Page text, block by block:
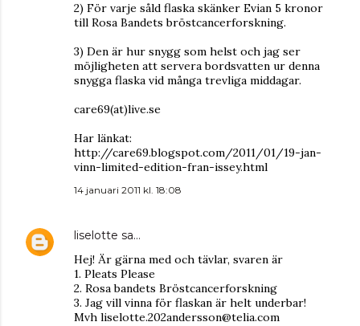
2) För varje såld flaska skänker Evian 5 kronor
till Rosa Bandets bröstcancerforskning.
3) Den är hur snygg som helst och jag ser
möjligheten att servera bordsvatten ur denna
snygga flaska vid många trevliga middagar.
care69(at)live.se
Har länkat:
http://care69.blogspot.com/2011/01/19-jan-
vinn-limited-edition-fran-issey.html
14 januari 2011 kl. 18:08
liselotte sa…
Hej! Är gärna med och tävlar, svaren är
1. Pleats Please
2. Rosa bandets Bröstcancerforskning
3. Jag vill vinna för flaskan är helt underbar!
Mvh liselotte.202andersson@telia.com